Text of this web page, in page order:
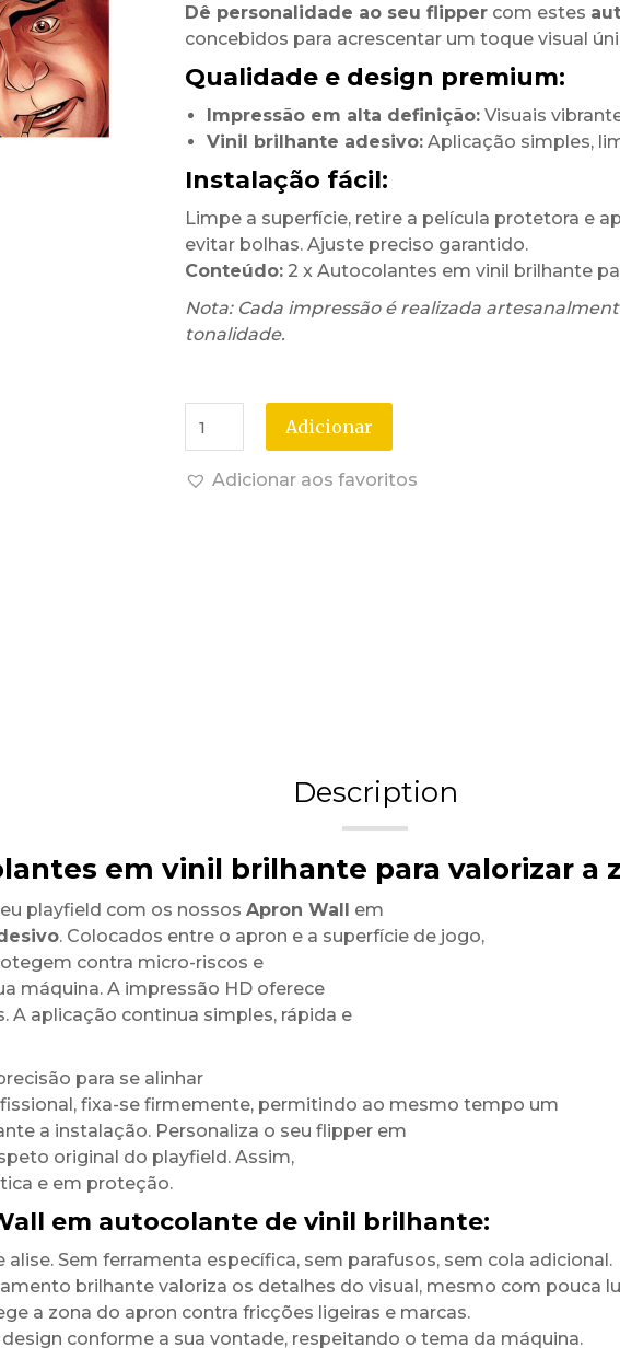
Dê personalidade ao seu flippercom estes
concebidos para acrescentar um toque visual
Qualidade e design premium:
Impressão em alta definição:Visuais
Vinil brilhante adesivo:Aplicação simples,
Instalação fácil:
Limpe a superfície, retire a película protetora e
evitar bolhas. Ajuste preciso garantido.
Conteúdo:2 x Autocolantes em vinil brilhante
Nota: Cada impressão é realizada
tonalidade.
Adicionar
Adicionar aos favoritos
Description
em vinil brilhante para valorizar a
playfield com os nossos Apron Wall em
. Colocados entre o apron e a superfície de jogo,
contra micro-riscos e
máquina. A impressão HD oferece
A aplicação continua simples, rápida e
para se alinhar
fixa-se firmemente, permitindo ao mesmo tempo um
a instalação. Personaliza o seu flipper em
original do playfield. Assim,
e em proteção.
em autocolante de vinil brilhante:
alise. Sem ferramenta específica, sem parafusos, sem cola adicional.
brilhante valoriza os detalhes do visual, mesmo com pouca
a zona do apron contra fricções ligeiras e marcas.
conforme a sua vontade, respeitando o tema da máquina.